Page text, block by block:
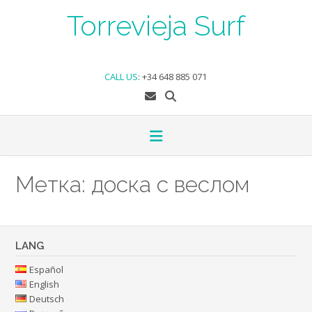
Torrevieja Surf
CALL US: +34 648 885 071
Метка: доска с веслом
LANG
Español
English
Deutsch